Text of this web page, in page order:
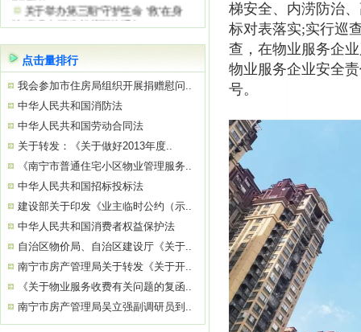
边”急救知识公益培训的通知
关于参观“南宁市物业服务质量提升学
习基地”——南宁绿地璞悦公馆的通知
关于举办2026年初、中级消防设施操
作员
关于参观“南宁市物业服务质量提升学
习基地”——南宁中国太平金融大厦的通
知
关于举办“巧用心理学 让沟通更简单高
点击量排行
我会参加市住房局组织开展捐赠慰问..
中华人民共和国消防法
中华人民共和国劳动合同法
关于转发：《关于做好2013年度..
《南宁市普通住宅小区物业管理服务..
中华人民共和国招标投标法
建设部关于印发《业主临时公约（示..
中华人民共和国消费者权益保护法
自治区物价局、自治区建设厅《关于..
南宁市房产管理局关于转发《关于开..
《关于物业服务收费有关问题的复函..
南宁市房产管理局吴立强副调研员到..
梯安全、内涝防治
标对表落实;实行巡
查，在物业服务企
物业服务企业安全
号。